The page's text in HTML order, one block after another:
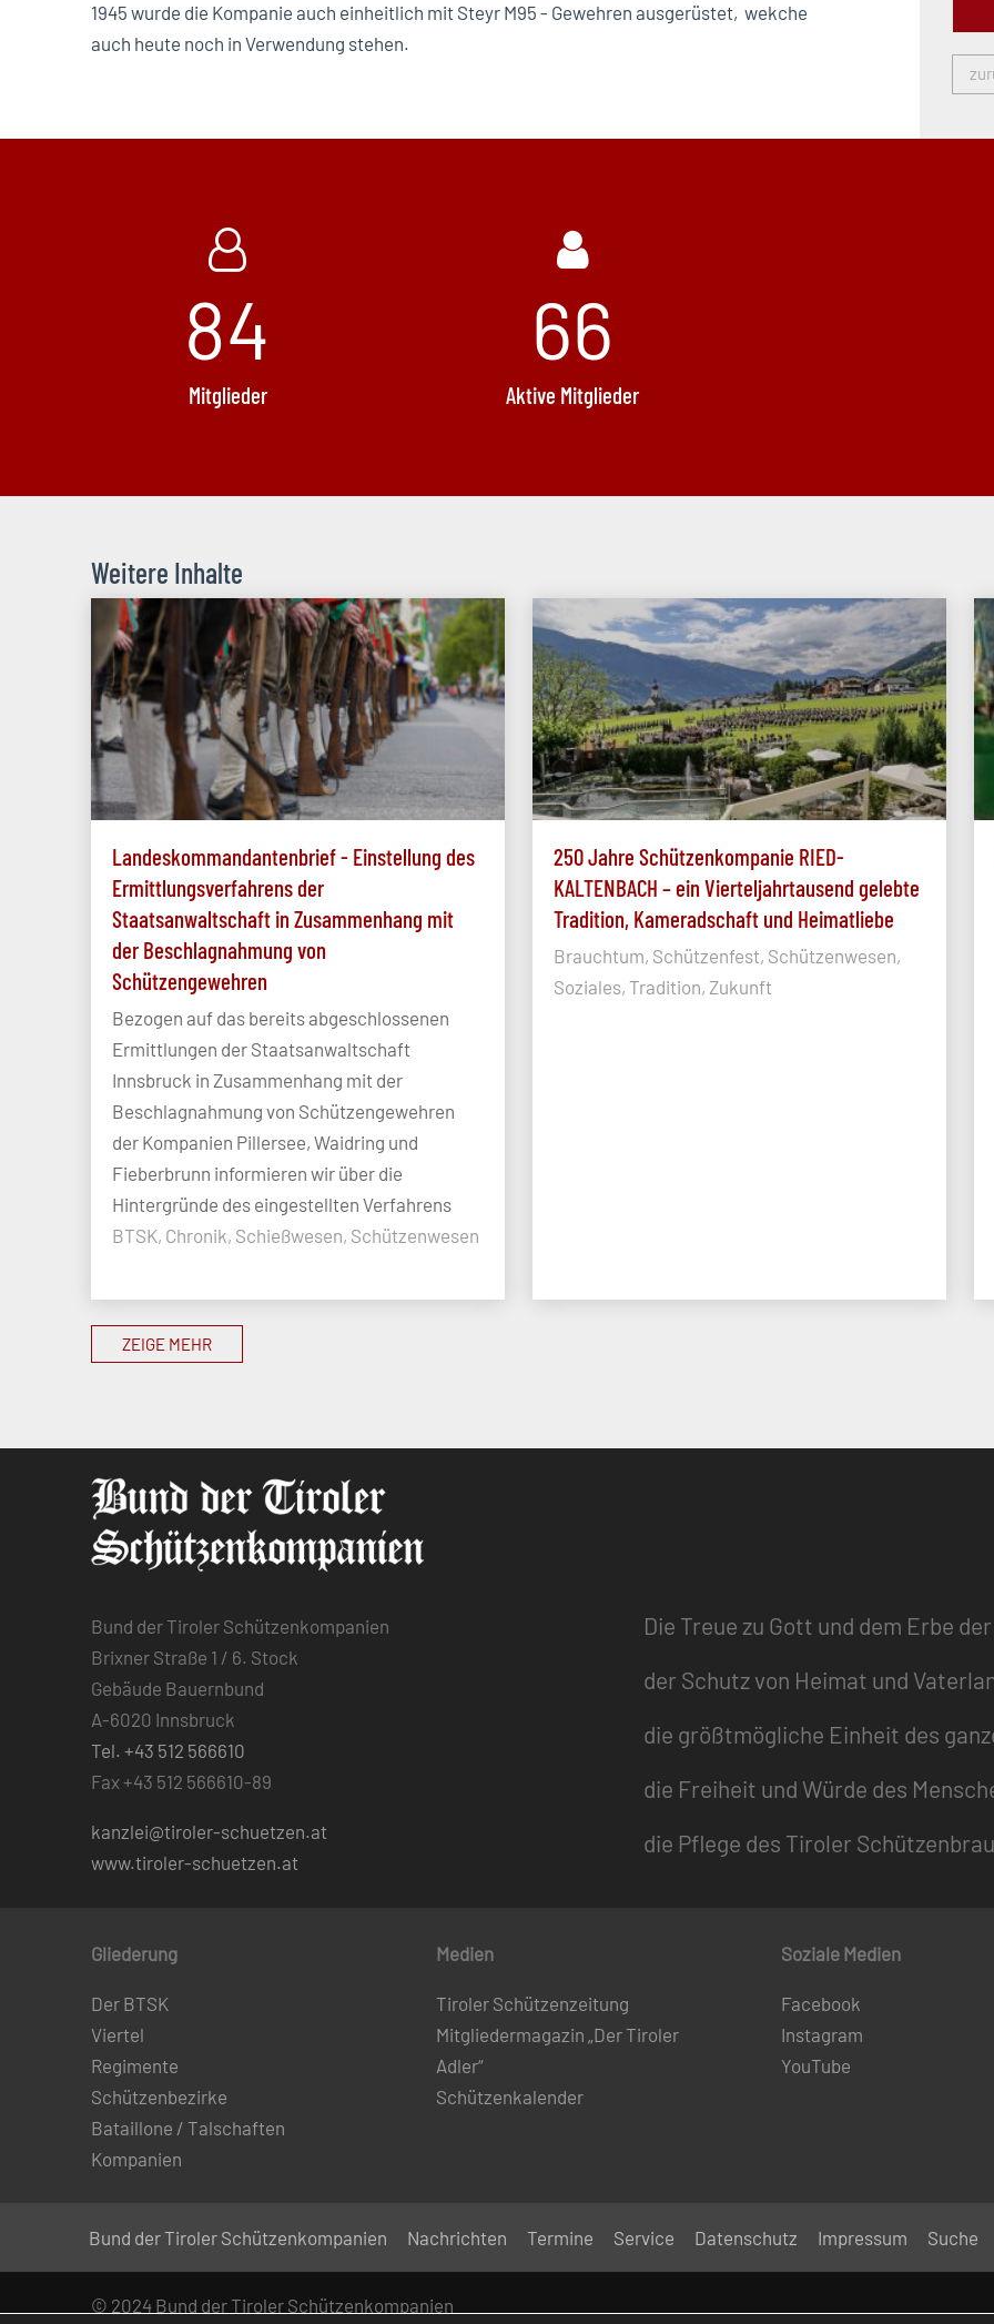
1945 wurde die Kompanie auch einheitlich mit Steyr M95 - Gewehren ausgerüstet, wekche
auch heute noch in Verwendung stehen.
84
Mitglieder
66
Aktive Mitglieder
Weitere Inhalte
Landeskommandantenbrief - Einstellung des
Ermittlungsverfahrens der
Staatsanwaltschaft in Zusammenhang mit
der Beschlagnahmung von
Schützengewehren
Bezogen auf das bereits abgeschlossenen
Ermittlungen der Staatsanwaltschaft
Innsbruck in Zusammenhang mit der
Beschlagnahmung von Schützengewehren
der Kompanien Pillersee, Waidring und
Fieberbrunn informieren wir über die
Hintergründe des eingestellten Verfahrens
BTSK, Chronik, Schießwesen, Schützenwesen
250 Jahre Schützenkompanie RIED-
KALTENBACH – ein Vierteljahrtausend gelebte
Tradition, Kameradschaft und Heimatliebe
Brauchtum, Schützenfest, Schützenwesen,
Soziales, Tradition, Zukunft
ZEIGE MEHR
Bund der Tiroler Schützenkompanien
Brixner Straße 1 / 6. Stock
Gebäude Bauernbund
A-6020 Innsbruck
Tel. +43 512 566610
Fax +43 512 566610-89
kanzlei@tiroler-schuetzen.at
www.tiroler-schuetzen.at
Die Treue zu Gott und dem Erbe
der Schutz von Heimat und
die größtmögliche Einheit des
die Freiheit und Würde des
die Pflege des Tiroler
Gliederung
Der BTSK
Viertel
Regimente
Schützenbezirke
Bataillone / Talschaften
Kompanien
Medien
Tiroler Schützenzeitung
Mitgliedermagazin „Der Tiroler
Adler“
Schützenkalender
Soziale Medien
Facebook
Instagram
YouTube
Bund der Tiroler Schützenkompanien Nachrichten Termine Service Datenschutz Impressum Suche
© 2024 Bund der Tiroler Schützenkompanien